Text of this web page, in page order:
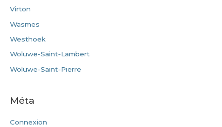
Virton
Wasmes
Westhoek
Woluwe-Saint-Lambert
Woluwe-Saint-Pierre
Méta
Connexion